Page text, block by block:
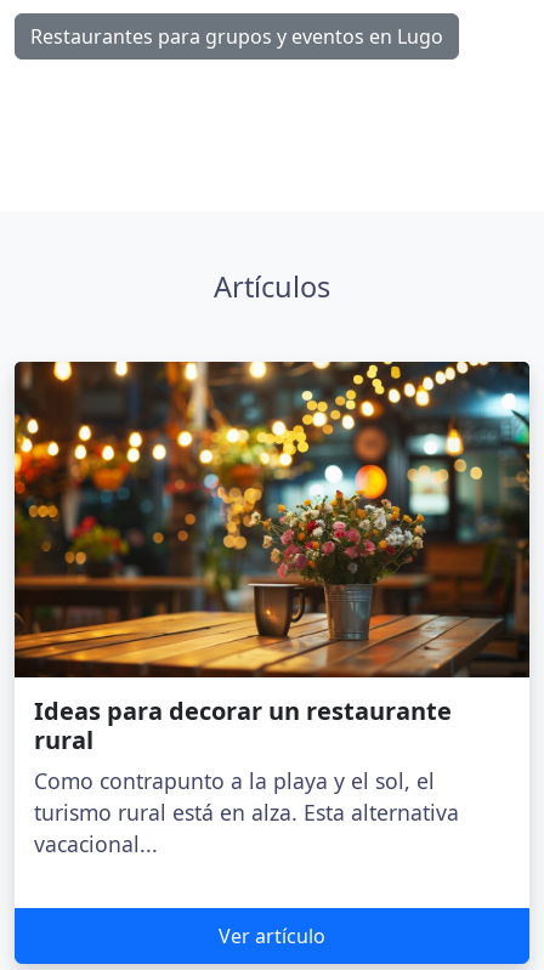
Restaurantes para grupos y eventos en Lugo
Artículos
Ideas para decorar un restaurante
rural
Como contrapunto a la playa y el sol, el
turismo rural está en alza. Esta alternativa
vacacional...
Ver artículo